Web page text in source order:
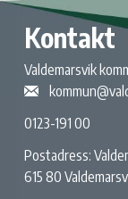
Kontakt
Valdemarsvik
0123-191 00
Postadress:
615 80